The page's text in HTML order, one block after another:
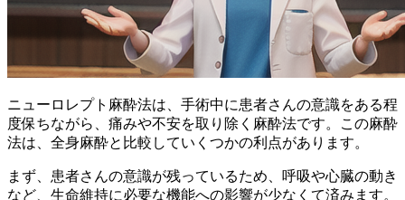
ニューロレプト麻酔法は、 手術中に患者さんの意識をある程
度保ちながら、痛みや不安を取り除く麻酔法です。この麻酔
法は、全身麻酔と比較していくつかの利点があります。
まず、患者さんの意識が残っているため、呼吸や心臓の動き
など、生命維持に必要な機能への影響が少なくて済みます。